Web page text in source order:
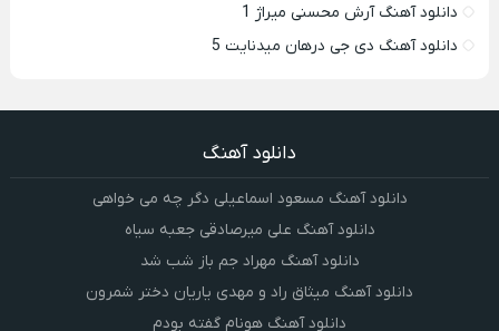
دانلود آهنگ آرش محسنی میراژ 1
دانلود آهنگ دی جی درهان میدنایت 5
دانلود آهنگ
دانلود آهنگ مسعود اسماعیلی دگر چه می خواهی
دانلود آهنگ علی میرصادقی جعبه سیاه
دانلود آهنگ مهراد جم باز شب شد
دانلود آهنگ میثاق راد و مهدی یاریان دختر شمرون
دانلود آهنگ هونام گفته بودم